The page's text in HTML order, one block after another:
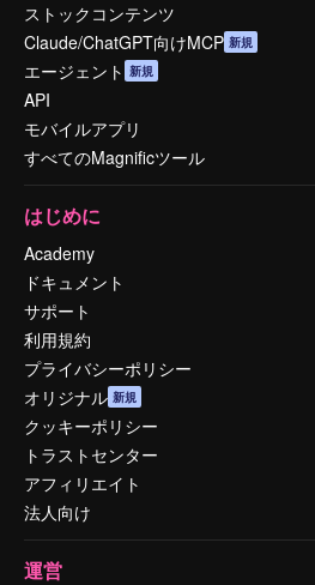
ストックコンテンツ
Claude/ChatGPT向けMCP 新規
エージェント 新規
API
モバイルアプリ
すべてのMagnificツール
はじめに
Academy
ドキュメント
サポート
利用規約
プライバシーポリシー
オリジナル 新規
クッキーポリシー
トラストセンター
アフィリエイト
法人向け
運営